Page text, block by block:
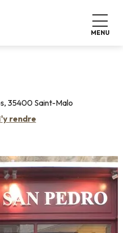
MENU
35400 Saint-Malo
rendre